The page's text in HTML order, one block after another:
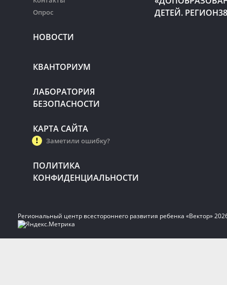
Опрос
НОВОСТИ
ДЕТЕЙ.
КВАНТОРИУМ
ЛАБОРАТОРИЯ
БЕЗОПАСНОСТИ
КАРТА САЙТА
Заметили ошибку?
ПОЛИТИКА
КОНФИДЕНЦИАЛЬНОСТИ
Региональный центр всестороннего развития ребенка «Вектор»